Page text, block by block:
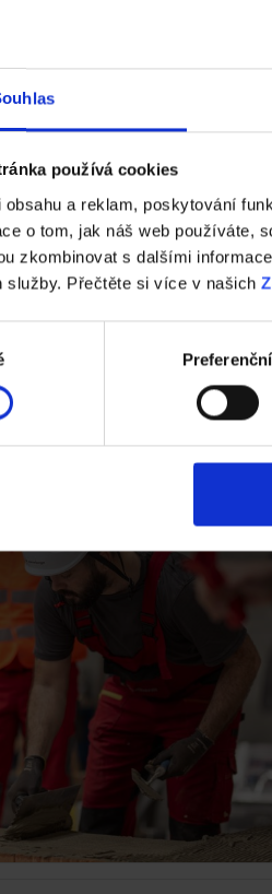
používá cookies
obsahu a reklam, poskytování
o tom, jak náš web používáte,
zkombinovat s dalšími
služby. Přečtěte si více v našich
Preferenční